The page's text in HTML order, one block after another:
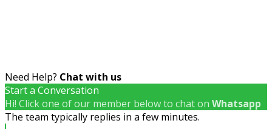
Need Help? Chat with us
Start a Conversation
Hi! Click one of our member below to chat on Whatsapp
The team typically replies in a few minutes.